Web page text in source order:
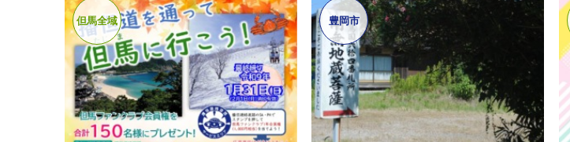
但馬全域 豊岡市